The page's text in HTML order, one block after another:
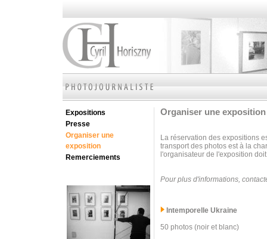
Expositions
Presse
Organiser une
exposition
Remerciements
Organiser une exposition
La réservation des expositions
transport des photos est à la
l'organisateur de l'exposition
Pour plus d'informations,
Intemporelle Ukraine
50 photos (noir et blanc)